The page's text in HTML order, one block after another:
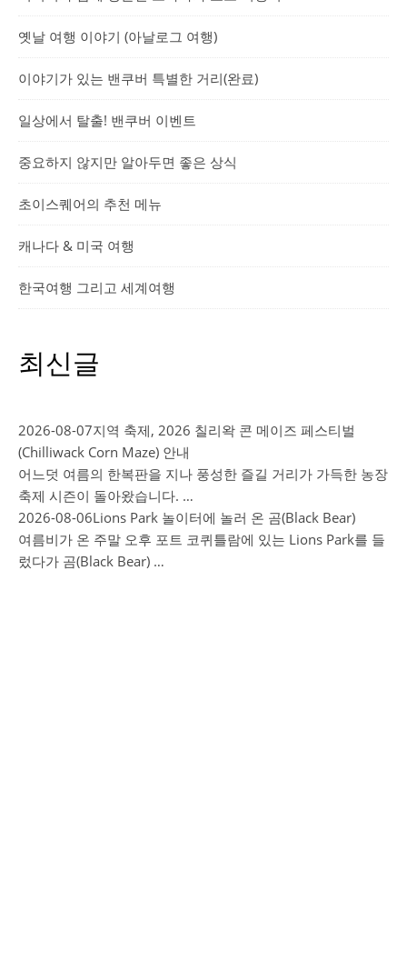
옛날 여행 이야기 (아날로그 여행)
이야기가 있는 밴쿠버 특별한 거리(완료)
일상에서 탈출! 밴쿠버 이벤트
중요하지 않지만 알아두면 좋은 상식
초이스퀘어의 추천 메뉴
캐나다 & 미국 여행
한국여행 그리고 세계여행
최신글
2026-08-07지역 축제, 2026 칠리왁 콘 메이즈 페스티벌
(Chilliwack Corn Maze) 안내
어느덧 여름의 한복판을 지나 풍성한 즐길 거리가 가득한 농장
축제 시즌이 돌아왔습니다. …
2026-08-06Lions Park 놀이터에 놀러 온 곰(Black Bear)
여름비가 온 주말 오후 포트 코퀴틀람에 있는 Lions Park를 들
렀다가 곰(Black Bear) …